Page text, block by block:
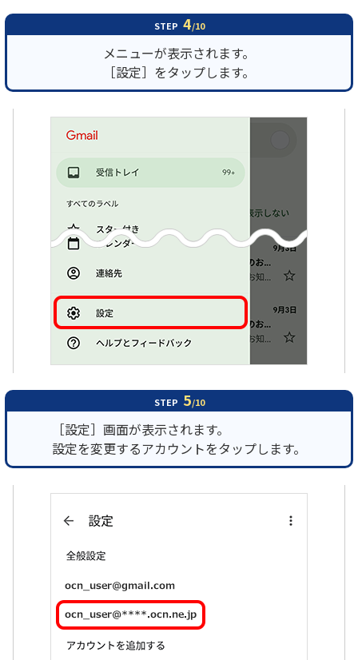
STEP 4/10
メニューが表示されます。
［設定］をタップします。
STEP 5/10
［設定］画面が表示されます。
設定を変更するアカウントをタップします。